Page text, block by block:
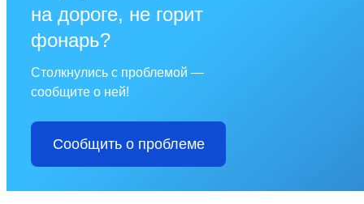
на дороге, не горит
фонарь?
Столкнулись с проблемой —
сообщите о ней!
Сообщить о проблеме